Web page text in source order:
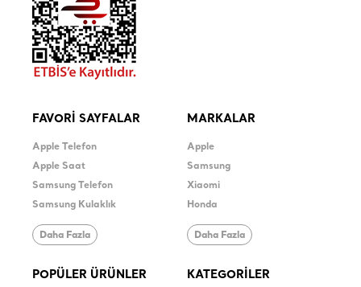
FAVORİ SAYFALAR
Apple Telefon
Apple Saat
Samsung Telefon
Samsung Kulaklık
Daha Fazla
MARKALAR
Apple
Samsung
Xiaomi
Honda
Daha Fazla
POPÜLER ÜRÜNLER KATEGORİLER